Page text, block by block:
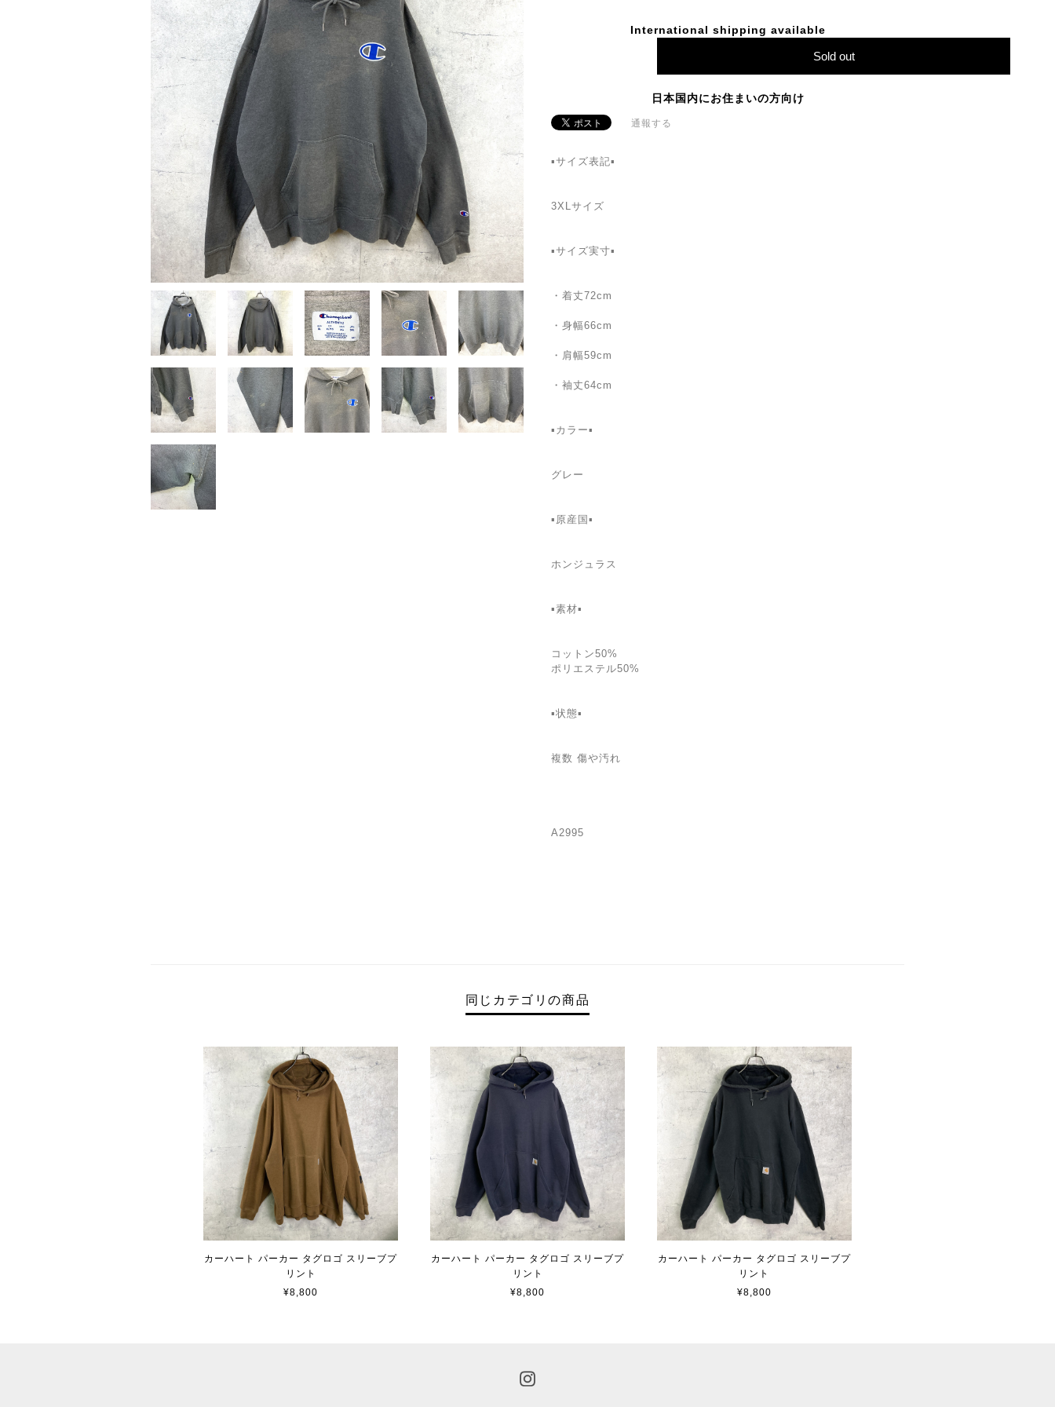
International shipping available
Sold out
日本国内にお住まいの方向け
通報する
▪️サイズ表記▪️
3XLサイズ
▪️サイズ実寸▪️
・着丈72cm
・身幅66cm
・肩幅59cm
・袖丈64cm
▪️カラー▪️
グレー
▪️原産国▪️
ホンジュラス
▪️素材▪️
コットン50%
ポリエステル50%
▪️状態▪️
複数 傷や汚れ
A2995
同じカテゴリの商品
カーハート パーカー タグロゴ スリーブプ
リント
¥8,800
カーハート パーカー タグロゴ スリーブプ
リント
¥8,800
カーハート パーカー タグロゴ スリーブプ
リント
¥8,800